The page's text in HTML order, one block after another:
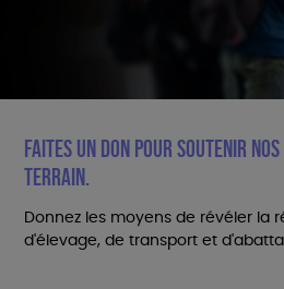
Faites un don pour soutenir
terrain.
Donnez les moyens de révéler la
d'élevage, de transport et